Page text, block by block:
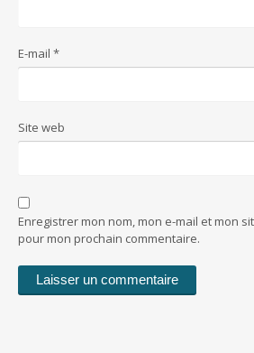
E-mail *
Site web
Enregistrer mon nom, mon e-mail et mon
pour mon prochain commentaire.